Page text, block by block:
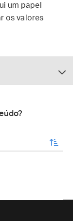
um papel
os valores
enviar